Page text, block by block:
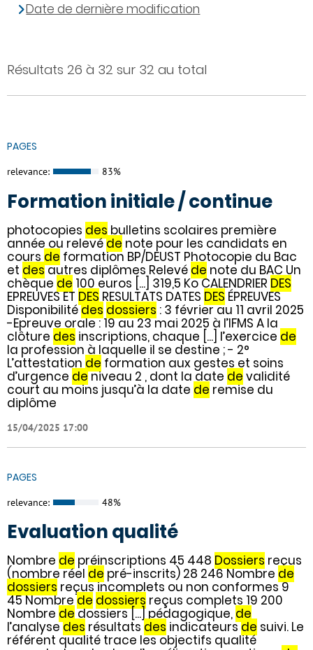
Résultats 26 à 32 sur 32 au total
PAGES
relevance: 83%
Formation initiale / continue
photocopies des bulletins scolaires première
année ou relevéde note pour les candidats en
cours de formation BP/DEUST Photocopie du Bac
et desautres diplômes Relevé de note du BAC Un
chèque de 100 euros [...] 319,5 Ko CALENDRIER DES
EPREUVES ET DES RESULTATS DATES DES ÉPREUVES
Disponibilitédes dossiers : 3 février au 11 avril 2025
-Epreuve orale : 19 au 23 mai 2025 à l’IFMS A la
clôture des inscriptions, chaque [...] l’exercice de
la profession à laquelle il se destine ; - 2°
L’attestation de formation aux gestes et soins
d’urgence deniveau 2 , dont la date de validité
court au moins jusqu’à la date de remise du
diplôme
15/04/2025 17:00
PAGES
relevance: 48%
Evaluation qualité
Nombre de préinscriptions 45 448 Dossiers reçus
(nombre réel de pré-inscrits) 28 246 Nombre de
dossiers reçus incomplets ou non conformes 9
45 Nombrede dossiers reçus complets 19 200
Nombre dedossiers [...] pédagogique, de
l’analysedes résultats des indicateursde suivi. Le
référent qualité trace les objectifs qualité
Date de dernière modification